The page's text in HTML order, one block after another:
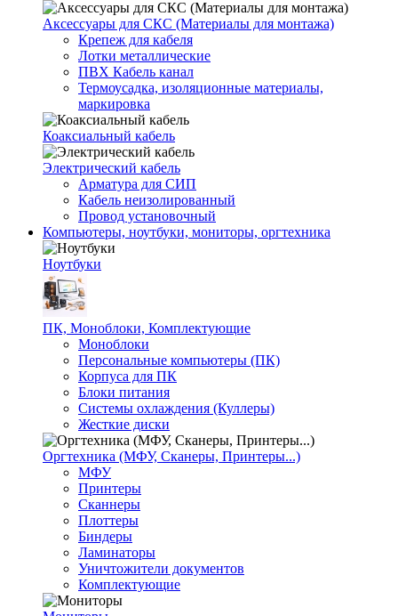
Аксессуары для СКС (Материалы для монтажа)
Крепеж для кабеля
Лотки металлические
ПВХ Кабель канал
Термоусадка, изоляционные материалы,
маркировка
Коаксиальный кабель
Электрический кабель
Арматура для СИП
Кабель неизолированный
Провод установочный
Компьютеры, ноутбуки, мониторы, оргтехника
Ноутбуки
ПК, Моноблоки, Комплектующие
Моноблоки
Персональные компьютеры (ПК)
Корпуса для ПК
Блоки питания
Системы охлаждения (Куллеры)
Жесткие диски
Оргтехника (МФУ, Сканеры, Принтеры...)
МФУ
Принтеры
Сканнеры
Плоттеры
Биндеры
Ламинаторы
Уничтожители документов
Комплектующие